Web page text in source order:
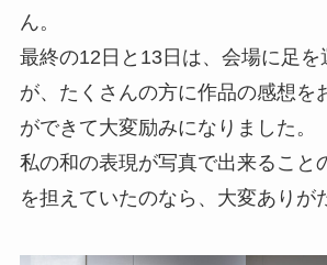
ん。
最終の12日と13日は、会場に足を
が、たくさんの方に作品の感想を
ができて大変励みになりました。
私の和の表現が写真で出来ること
を担えていたのなら、大変ありが